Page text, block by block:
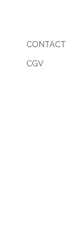
CONTACT
CGV